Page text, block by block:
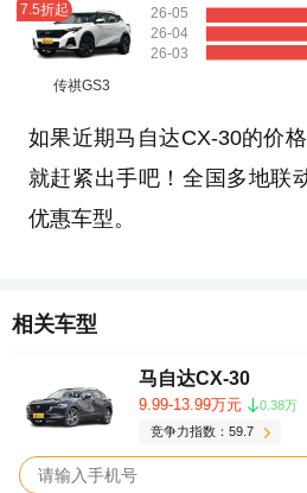
7.5折起
传祺GS3
26-05
26-04
26-03
如果近期马自达CX-30的价
就赶紧出手吧！全国多地联
优惠车型。
相关车型
马自达CX-30
9.99-13.99万元
0.38万
竞争力指数：59.7